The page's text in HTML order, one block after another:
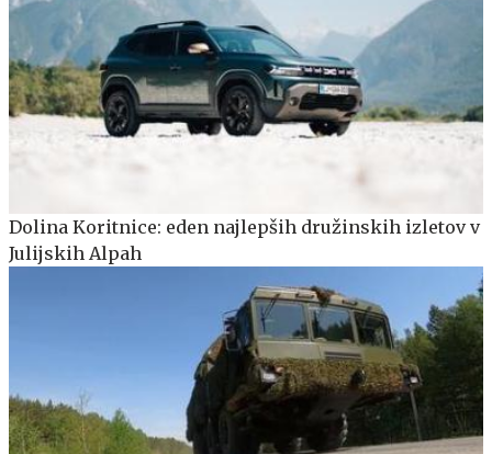
Dolina Koritnice: eden najlepših družinskih izletov v
Julijskih Alpah